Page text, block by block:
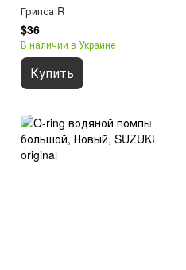
Грипса R
$36
В наличии в Украине
Купить